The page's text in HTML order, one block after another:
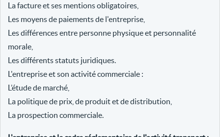
La facture et ses mentions obligatoires,
Les moyens de paiements de l'entreprise,
Les différences entre personne physique et personnalité
morale,
Les différents statuts juridiques.
L'entreprise et son activité commerciale :
L’étude de marché,
La politique de prix, de produit et de distribution,
La prospection commerciale.